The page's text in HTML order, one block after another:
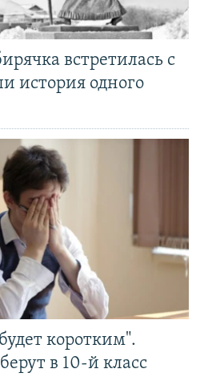
встретилась с
история одного
коротким".
в 10-й класс